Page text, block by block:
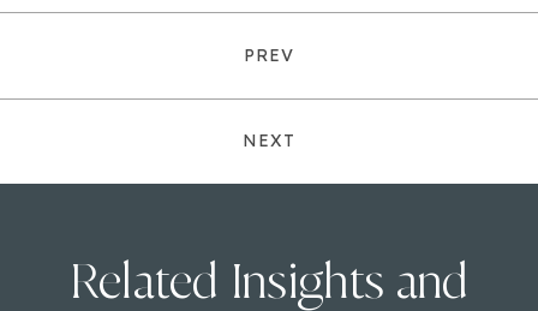
PREV
NEXT
Related Insights and